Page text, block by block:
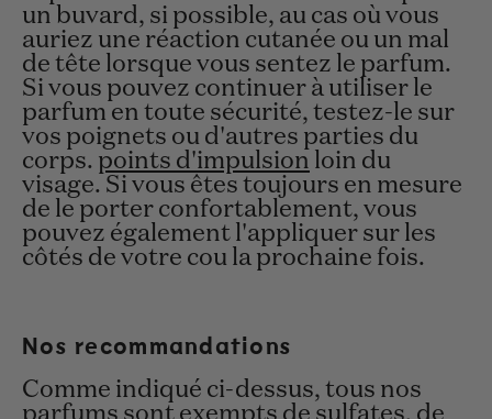
un buvard, si possible, au cas où vous
auriez une réaction cutanée ou un mal
de tête lorsque vous sentez le parfum.
Si vous pouvez continuer à utiliser le
parfum en toute sécurité, testez-le sur
vos poignets ou d'autres parties du
corps. points d'impulsion loin du
visage. Si vous êtes toujours en mesure
de le porter confortablement, vous
pouvez également l'appliquer sur les
côtés de votre cou la prochaine fois.
Nos recommandations
Comme indiqué ci-dessus, tous nos